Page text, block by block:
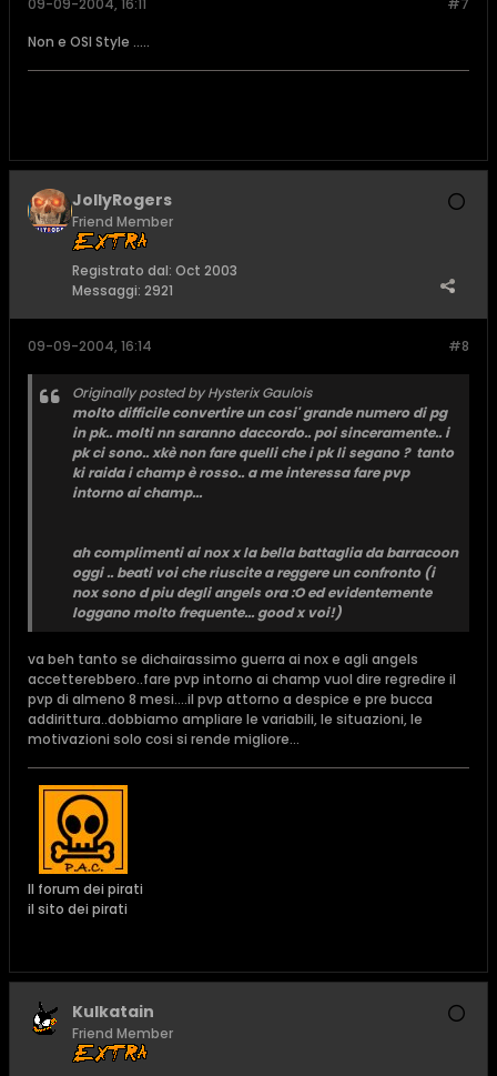
#7
09-09-2004, 16:11
Non e OSI Style .....
JollyRogers
Friend Member
Registrato dal: Oct 2003
Messaggi: 2921
#8
09-09-2004, 16:14
Originally posted by Hysterix Gaulois
molto difficile convertire un cosi' grande numero di pg
in pk.. molti nn saranno daccordo.. poi sinceramente.. i
pk ci sono.. xkè non fare quelli che i pk li segano ? tanto
ki raida i champ è rosso.. a me interessa fare pvp
intorno ai champ...
ah complimenti ai nox x la bella battaglia da barracoon
oggi .. beati voi che riuscite a reggere un confronto (i
nox sono d piu degli angels ora :O ed evidentemente
loggano molto frequente... good x voi!)
va beh tanto se dichairassimo guerra ai nox e agli angels
accetterebbero..fare pvp intorno ai champ vuol dire regredire il
pvp di almeno 8 mesi....il pvp attorno a despice e pre bucca
addirittura..dobbiamo ampliare le variabili, le situazioni, le
motivazioni solo cosi si rende migliore...
Il forum dei pirati
il sito dei pirati
Kulkatain
Friend Member